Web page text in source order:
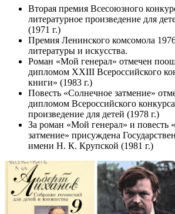
Вторая премия Всесоюзного
литературное произведение для
(1971 г.)
Премия Ленинского комсомола
литературы и искусства.
Роман «Мой генерал» отмечен
дипломом XXIII Всероссийского
книги» (1983 г.)
Повесть «Солнечное затмение»
дипломом Всероссийского
произведение для детей (1978 г.)
За роман «Мой генерал» и повесть
затмение» присуждена
имени Н. К. Крупской (1981 г.)